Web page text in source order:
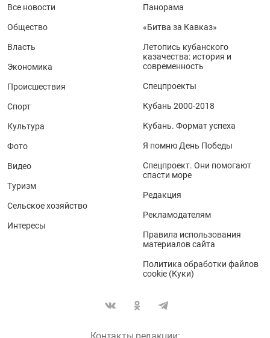
Все новости
Общество
Власть
Экономика
Происшествия
Спорт
Культура
Фото
Видео
Туризм
Сельское хозяйство
Интересы
Панорама
«Битва за Кавказ»
Летопись кубанского
казачества: история и
современность
Спецпроекты
Кубань 2000-2018
Кубань. Формат успеха
Я помню День Победы
Спецпроект. Они помогают
спасти море
Редакция
Рекламодателям
Правила использования
материалов сайта
Политика обработки файлов
cookie (Куки)